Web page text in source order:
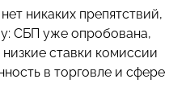
никаких препятствий,
СБП уже опробована,
ставки комиссии
в торговле и сфере